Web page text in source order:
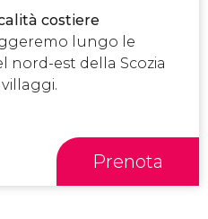
costiere
lungo le
nord-est della Scozia
Prenota